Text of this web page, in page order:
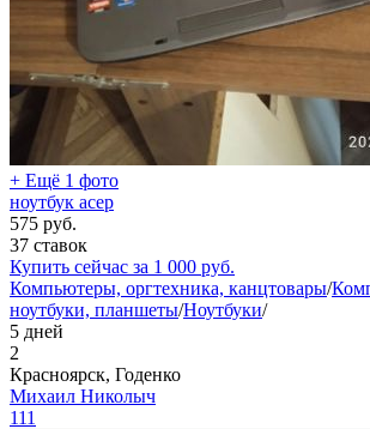
+ Ещё 1 фото
ноутбук асер
575 руб.
37 ставок
Купить сейчас за 1 000 руб.
Компьютеры, оргтехника, канцтовары/
ноутбуки, планшеты/Ноутбуки/
5 дней
2
Красноярск, Годенко
Михаил Николыч
111